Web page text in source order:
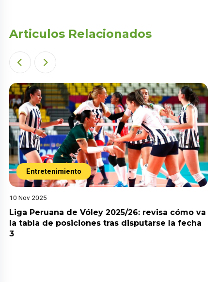
Articulos Relacionados
Entretenimiento
10 Nov 2025
Liga Peruana de Vóley 2025/26: revisa cómo va
la tabla de posiciones tras disputarse la fecha
3